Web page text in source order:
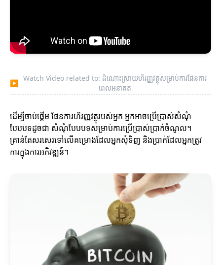
▶
Watch Video related to: ដំណោះស្រាយហិរញ្ញវត្ថុសម្រាប់ការផែនការ
ពេលអនាគត
ដើម្បីចាប់ផ្តើម ផែនការហិរញ្ញវត្ថុរបស់អ្នក អ្នកអាចប្រើប្រាស់សំណុំ
បែបបទដូចជា សំណុំបែបបទសម្រាប់ការប្រើប្រាស់ប្រាក់ចំណូល។
គ្រាន់តែសរសេរទៅលើគម្រោងដែលអ្នកសុំទិញ និងប្រាក់ដែលអ្នកត្រូវ
ការក្នុងការអភិវឌ្ឍន៍។